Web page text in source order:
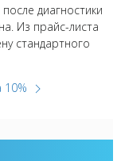
диагностики
Из прайс-листа
стандартного
10%